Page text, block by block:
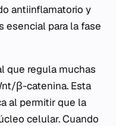
antiinflamatorio y
esencial para la fase
que regula muchas
β-catenina. Esta
al permitir que la
celular. Cuando